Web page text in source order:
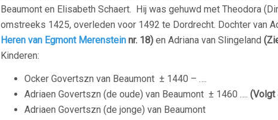
Beaumont en Elisabeth Schaert. Hij was gehuwd met Theodora
omstreeks 1425, overleden voor 1492 te Dordrecht. Dochter van
Heren van Egmont Merenstein nr. 18) en Adriana van Slingeland
Kinderen:
Ocker Govertszn van Beaumont ± 1440 – ….
Adriaen Govertszn (de oude) van Beaumont ± 1460 …. (Volgt
Adriaen Govertszn (de jonge) van Beaumont